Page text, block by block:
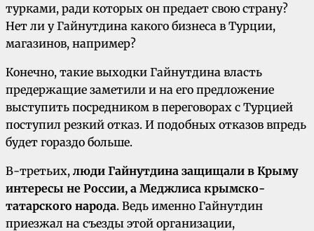
турками, ради которых он предает свою страну?
Нет ли у Гайнутдина какого бизнеса в Турции,
магазинов, например?
Конечно, такие выходки Гайнутдина власть
предержащие заметили и на его предложение
выступить посредником в переговорах с Турцией
поступил резкий отказ. И подобных отказов впредь
будет гораздо больше.
В-третьих, люди Гайнутдина защищали в Крыму
интересы не России, а Меджлиса крымско-
татарского народа. Ведь именно Гайнутдин
приезжал на съезды этой организации,